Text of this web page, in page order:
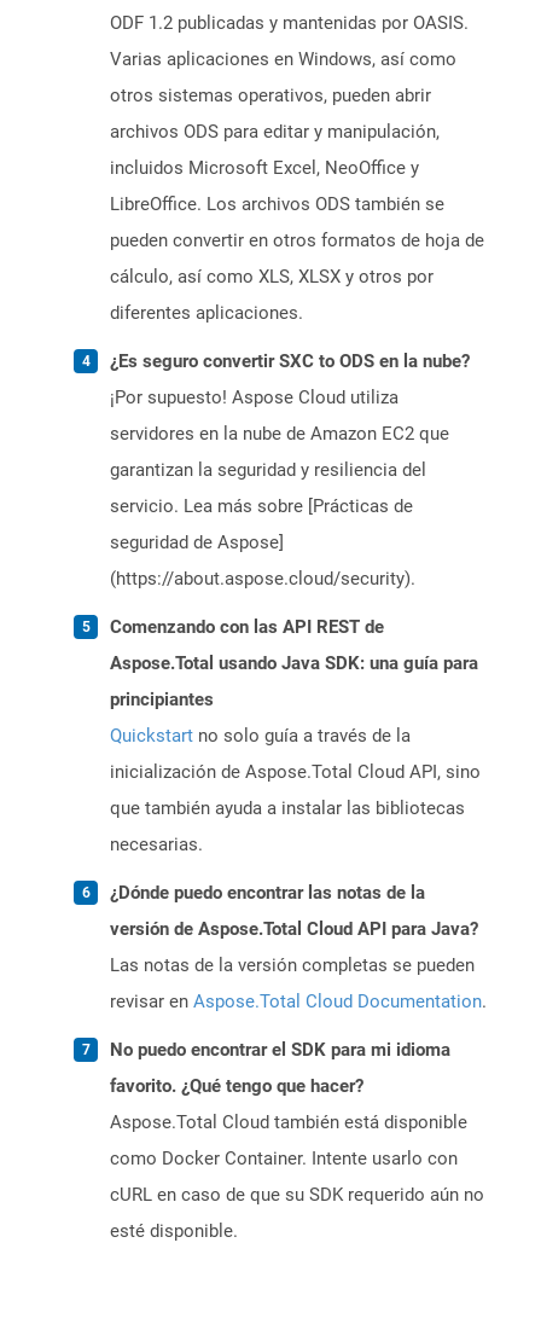
ODF 1.2 publicadas y mantenidas por OASIS.
Varias aplicaciones en Windows, así como
otros sistemas operativos, pueden abrir
archivos ODS para editar y manipulación,
incluidos Microsoft Excel, NeoOffice y
LibreOffice. Los archivos ODS también se
pueden convertir en otros formatos de hoja de
cálculo, así como XLS, XLSX y otros por
diferentes aplicaciones.
¿Es seguro convertir SXC to ODS en la nube?
¡Por supuesto! Aspose Cloud utiliza
servidores en la nube de Amazon EC2 que
garantizan la seguridad y resiliencia del
servicio. Lea más sobre [Prácticas de
seguridad de Aspose]
(https://about.aspose.cloud/security).
Comenzando con las API REST de
Aspose.Total usando Java SDK: una guía para
principiantes
Quickstart no solo guía a través de la
inicialización de Aspose.Total Cloud API, sino
que también ayuda a instalar las bibliotecas
necesarias.
¿Dónde puedo encontrar las notas de la
versión de Aspose.Total Cloud API para Java?
Las notas de la versión completas se pueden
revisar en Aspose.Total Cloud Documentation.
No puedo encontrar el SDK para mi idioma
favorito. ¿Qué tengo que hacer?
Aspose.Total Cloud también está disponible
como Docker Container. Intente usarlo con
cURL en caso de que su SDK requerido aún no
esté disponible.